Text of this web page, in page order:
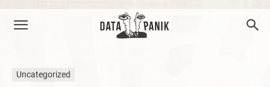
Uncategorized